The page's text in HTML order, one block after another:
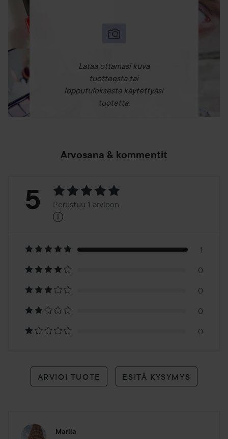
Lataa ottamasi kuva
tuotteesta tai
lopputuloksesta käytettyäsi
tuotetta.
Arvosana & kommentit
Arvosana:
Perustuu
1
arvioon
5 Perustuu 1 arvioon
i
1
0
0
0
0
ARVIOI TUOTE ESITÄ KYSYMYS
Mariia